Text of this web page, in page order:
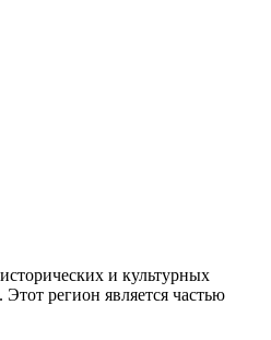
и культурных
регион является частью